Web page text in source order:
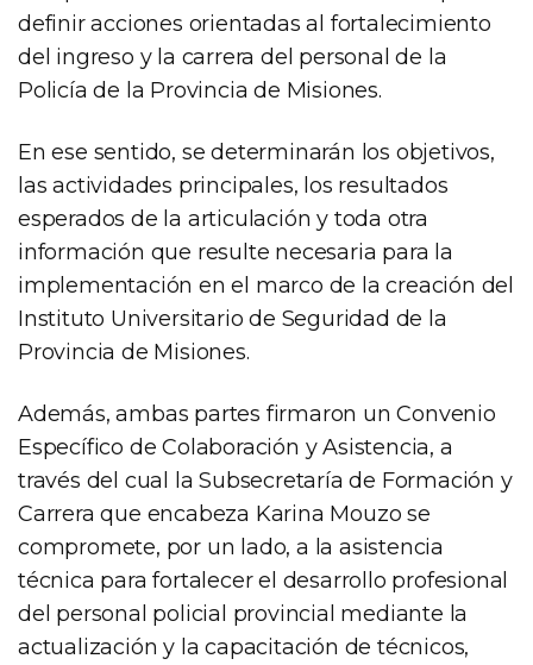
definir acciones orientadas al fortalecimiento
del ingreso y la carrera del personal de la
Policía de la Provincia de Misiones.
En ese sentido, se determinarán los objetivos,
las actividades principales, los resultados
esperados de la articulación y toda otra
información que resulte necesaria para la
implementación en el marco de la creación del
Instituto Universitario de Seguridad de la
Provincia de Misiones.
Además, ambas partes firmaron un Convenio
Específico de Colaboración y Asistencia, a
través del cual la Subsecretaría de Formación y
Carrera que encabeza Karina Mouzo se
compromete, por un lado, a la asistencia
técnica para fortalecer el desarrollo profesional
del personal policial provincial mediante la
actualización y la capacitación de técnicos,